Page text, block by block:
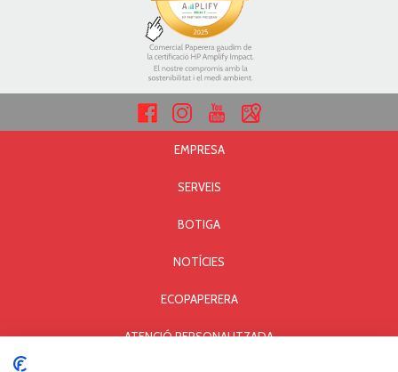
EMPRESA
SERVEIS
BOTIGA
NOTÍCIES
ECOPAPERERA
ATENCIÓ PERSONALITZADA